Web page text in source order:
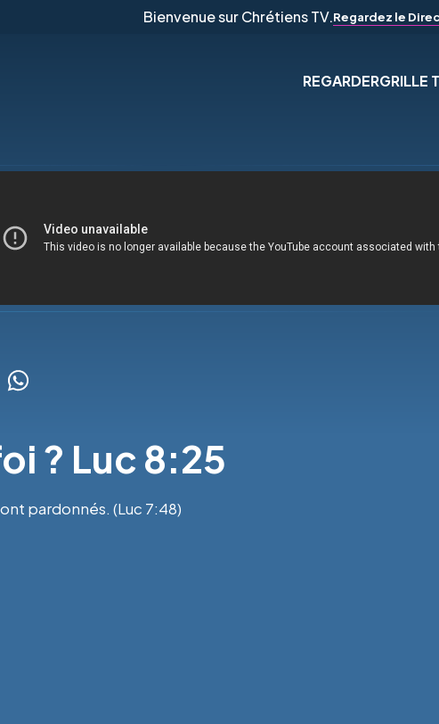
Bienvenue sur Chrétiens TV.Regardez le
REGARDERGRILLE
? Luc 8:25
pardonnés. (Luc 7:48)